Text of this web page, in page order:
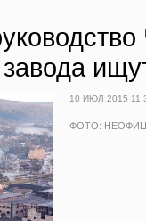
10 ИЮЛ 2015
ФОТО: